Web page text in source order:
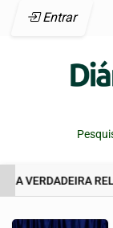
Entrar
A VERDADEIRA